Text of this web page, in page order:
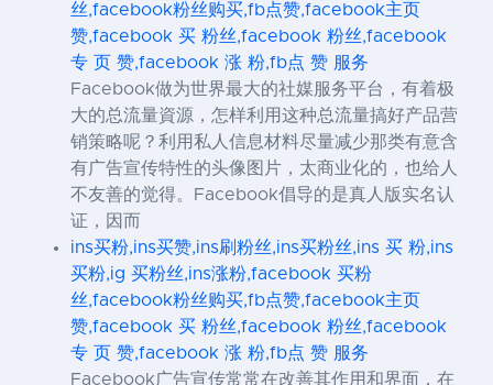
丝,facebook粉丝购买,fb点赞,facebook主页
赞,facebook 买 粉丝,facebook 粉丝,facebook
专 页 赞,facebook 涨 粉,fb点 赞 服务
Facebook做为世界最大的社媒服务平台，有着极
大的总流量資源，怎样利用这种总流量搞好产品营
销策略呢？利用私人信息材料尽量减少那类有意含
有广告宣传特性的头像图片，太商业化的，也给人
不友善的觉得。Facebook倡导的是真人版实名认
证，因而
ins买粉,ins买赞,ins刷粉丝,ins买粉丝,ins 买 粉,ins
买粉,ig 买粉丝,ins涨粉,facebook 买粉
丝,facebook粉丝购买,fb点赞,facebook主页
赞,facebook 买 粉丝,facebook 粉丝,facebook
专 页 赞,facebook 涨 粉,fb点 赞 服务
Facebook广告宣传常常在改善其作用和界面，在